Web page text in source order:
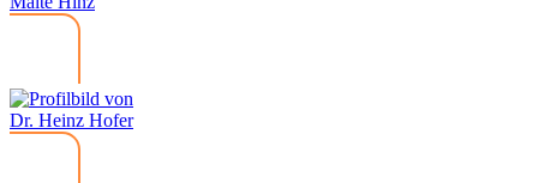
Dr. Heinz Hofer